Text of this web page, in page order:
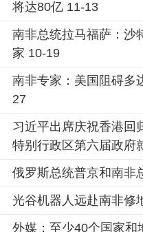
将达80亿 11-13
南非总统拉马福萨：沙
家 10-19
南非专家：美国阻碍多
27
习近平出席庆祝香港回
特别行政区第六届政府
俄罗斯总统普京和南非
光谷机器人远赴南非修
外媒：至少40个国家和